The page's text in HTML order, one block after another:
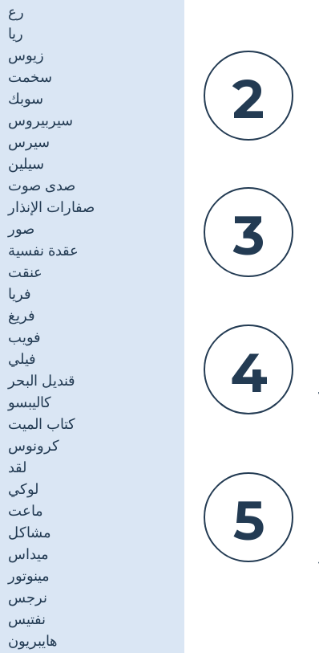
رع
ريا
زيوس
سخمت
سوبك
سيربيروس
سيرس
سيلين
صدى صوت
صفارات الإنذار
صور
عقدة نفسية
عنقت
فريا
فريغ
فويب
فيلي
قنديل البحر
كاليبسو
كتاب الميت
كرونوس
لقد
لوكي
ماعت
مشاكل
ميداس
مينوتور
نرجس
نفتيس
هايبريون
2
3
4
5